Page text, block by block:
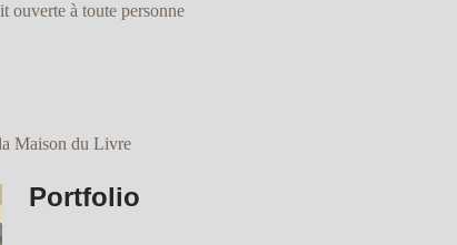
ouverte à toute personne
Maison du Livre
Portfolio